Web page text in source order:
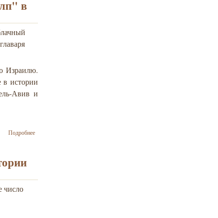
самолетов
имени Бен-
(Израиль)
в
Израилю.
истории
Авив и
Подробнеео Армия обороны
число